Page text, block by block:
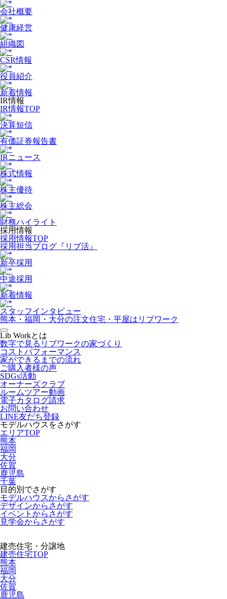
会社概要
健康経営
組織図
CSR情報
役員紹介
新着情報
IR情報
IR情報TOP
決算短信
有価証券報告書
IRニュース
株式情報
株主優待
株主総会
財務ハイライト
採用情報
採用情報TOP
採用担当ブログ『リブ活』
新卒採用
中途採用
新着情報
スタッフインタビュー
熊本・福岡・大分の注文住宅・平屋はリブワーク
Lib Workとは
数字で見るリブワークの家づくり
コストパフォーマンス
家ができるまでの流れ
ご購入者様の声
SDGs活動
オーナーズクラブ
ルームツアー動画
電子カタログ請求
お問い合わせ
LINE友だち登録
モデルハウスをさがす
エリアTOP
熊本
福岡
大分
佐賀
鹿児島
千葉
目的別でさがす
モデルハウスからさがす
デザインからさがす
イベントからさがす
見学会からさがす
建売住宅・分譲地
建売住宅TOP
熊本
福岡
大分
佐賀
鹿児島